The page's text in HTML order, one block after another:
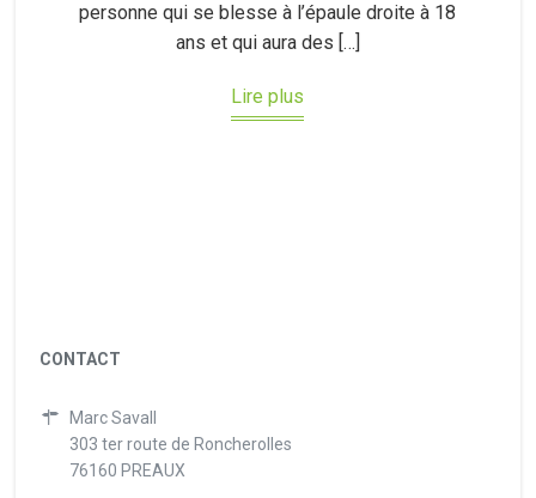
personne qui se blesse à l’épaule droite à 18
ans et qui aura des […]
Lire plus
CONTACT
Marc Savall
303 ter route de Roncherolles
76160 PREAUX